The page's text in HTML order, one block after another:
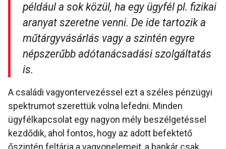
például a sok közül, ha egy ügyfél pl. fizikai
aranyat szeretne venni. De ide tartozik a
műtárgyvásárlás vagy a szintén egyre
népszerűbb adótanácsadási szolgáltatás
is.
A családi vagyontervezéssel ezt a széles pénzügyi
spektrumot szerettük volna lefedni. Minden
ügyfélkapcsolat egy nagyon mély beszélgetéssel
kezdődik, ahol fontos, hogy az adott befektető
őszintén feltárja a vagyonelemeit, a bankár csak